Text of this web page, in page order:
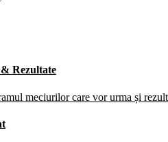
Rezultate
meciurilor care vor urma și